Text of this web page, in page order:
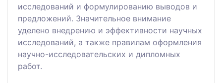
исследований и формулированию выводов и
предложений. Значительное внимание
уделено внедрению и эффективности научных
исследований, а также правилам оформления
научно-исследовательских и дипломных
работ.